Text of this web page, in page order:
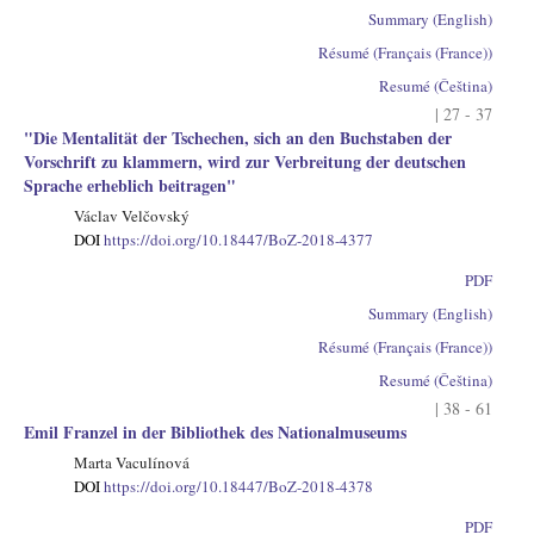
Summary (English)
Résumé (Français (France))
Resumé (Čeština)
| 27 - 37
"Die Mentalität der Tschechen, sich an den Buchstaben der
Vorschrift zu klammern, wird zur Verbreitung der deutschen
Sprache erheblich beitragen"
Václav Velčovský
DOIhttps://doi.org/10.18447/BoZ-2018-4377
PDF
Summary (English)
Résumé (Français (France))
Resumé (Čeština)
| 38 - 61
Emil Franzel in der Bibliothek des Nationalmuseums
Marta Vaculínová
DOIhttps://doi.org/10.18447/BoZ-2018-4378
PDF